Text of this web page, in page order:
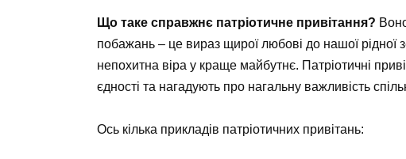
Що таке справжнє патріотичне привітання?
побажань – це вираз щирої любові до нашої рідної
непохитна віра у краще майбутнє. Патріотичні
єдності та нагадують про нагальну важливість
Ось кілька прикладів патріотичних привітань: